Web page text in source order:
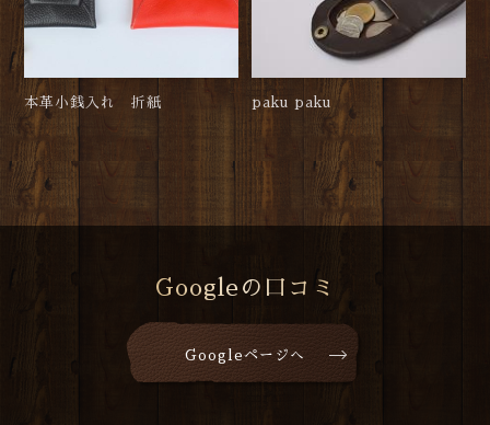
本革小銭入れ 折紙 paku paku
Googleの口コミ
Googleページへ